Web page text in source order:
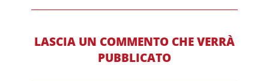
LASCIA UN COMMENTO CHE VERRÀ
PUBBLICATO